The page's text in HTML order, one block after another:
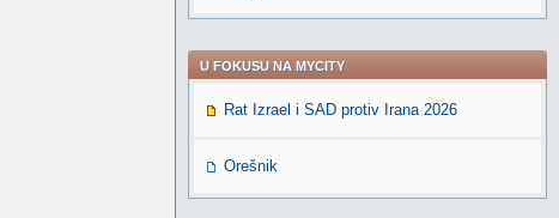
U FOKUSU NA MYCITY
Rat Izrael i SAD protiv Irana 2026
Orešnik